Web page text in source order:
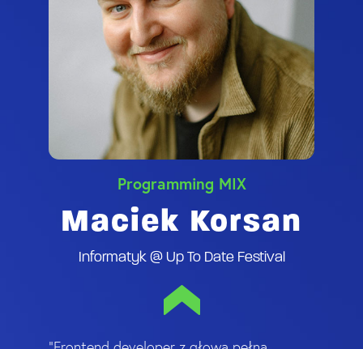
Programming MIX
Maciek Korsan
Informatyk @ Up To Date Festival